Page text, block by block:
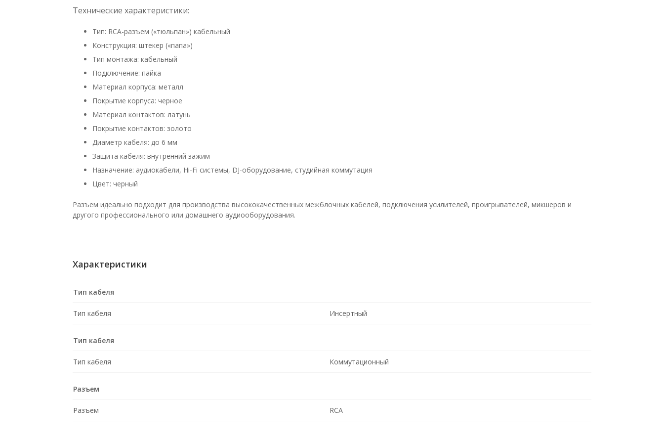
Технические характеристики:
Тип: RCA-разъем («тюльпан») кабельный
Конструкция: штекер («папа»)
Тип монтажа: кабельный
Подключение: пайка
Материал корпуса: металл
Покрытие корпуса: черное
Материал контактов: латунь
Покрытие контактов: золото
Диаметр кабеля: до 6 мм
Защита кабеля: внутренний зажим
Назначение: аудиокабели, Hi-Fi системы, DJ-оборудование, студийная коммутация
Цвет: черный
Разъем идеально подходит для производства высококачественных межблочных кабелей, подключения усилителей, проигрывателей, микшеров и
другого профессионального или домашнего аудиооборудования.
Характеристики
Тип кабеля
Тип кабеля Инсертный
Тип кабеля
Тип кабеля Коммутационный
Разъем
Разъем RCA